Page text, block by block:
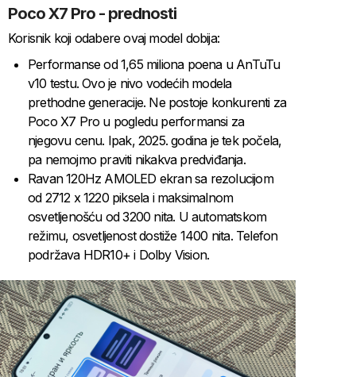
Poco X7 Pro - prednosti
Korisnik koji odabere ovaj model dobija:
Performanse od 1,65 miliona poena u AnTuTu
v10 testu. Ovo je nivo vodećih modela
prethodne generacije. Ne postoje konkurenti za
Poco X7 Pro u pogledu performansi za
njegovu cenu. Ipak, 2025. godina je tek počela,
pa nemojmo praviti nikakva predviđanja.
Ravan 120Hz AMOLED ekran sa rezolucijom
od 2712 x 1220 piksela i maksimalnom
osvetljenošću od 3200 nita. U automatskom
režimu, osvetljenost dostiže 1400 nita. Telefon
podržava HDR10+ i Dolby Vision.